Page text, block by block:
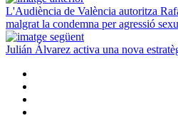
L'Audiència de València autoritza
malgrat la condemna per agressió
Julián Álvarez activa una nova